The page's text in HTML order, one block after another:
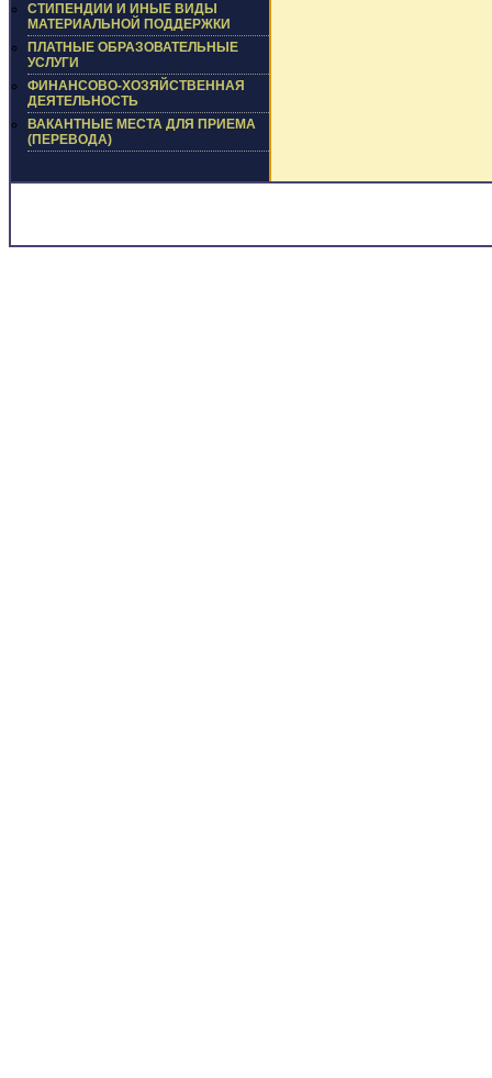
СТИПЕНДИИ И ИНЫЕ ВИДЫ
МАТЕРИАЛЬНОЙ ПОДДЕРЖКИ
ПЛАТНЫЕ ОБРАЗОВАТЕЛЬНЫЕ
УСЛУГИ
ФИНАНСОВО-ХОЗЯЙСТВЕННАЯ
ДЕЯТЕЛЬНОСТЬ
ВАКАНТНЫЕ МЕСТА ДЛЯ ПРИЕМА
(ПЕРЕВОДА)